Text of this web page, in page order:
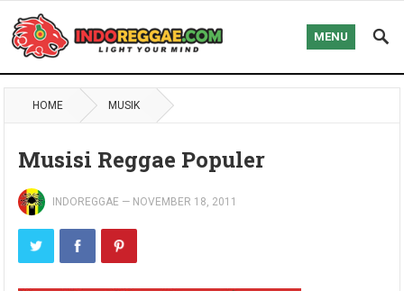
MENU
HOME MUSIK
Musisi Reggae Populer
INDOREGGAE — NOVEMBER 18, 2011